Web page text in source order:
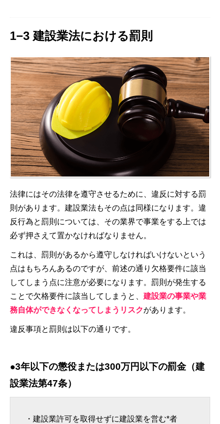
1−3 建設業法における罰則
法律にはその法律を遵守させるために、違反に対する罰
則があります。建設業法もその点は同様になります。違
反行為と罰則については、その業界で事業をする上では
必ず押さえて置かなければなりません。
これは、罰則があるから遵守しなければいけないという
点はもちろんあるのですが、前述の通り欠格要件に該当
してしまう点に注意が必要になります。罰則が発生する
ことで欠格要件に該当してしまうと、 建設業の事業や業
務自体ができなくなってしまうリスクがあります。
違反事項と罰則は以下の通りです。
●3年以下の懲役または300万円以下の罰金（建
設業法第47条）
・建設業許可を取得せずに建設業を営む*者